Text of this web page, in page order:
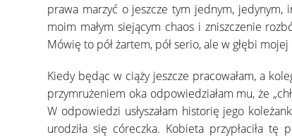
prawa marzyć o jeszcze tym jednym, jedynym,
moim małym siejącym chaos i zniszczenie
Mówię to pół żartem, pół serio, ale w głębi
Kiedy będąc w ciąży jeszcze pracowałam, a
przymrużeniem oka odpowiedziałam mu, że
W odpowiedzi usłyszałam historię jego
urodziła się córeczka. Kobieta przypłaciła